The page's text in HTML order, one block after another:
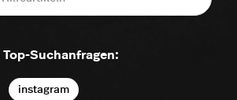
Top-Suchanfragen:
instagram